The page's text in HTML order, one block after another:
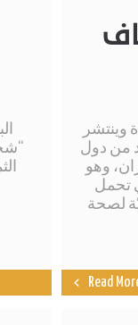
وينتشر
من دول
وهو
تحمل
لصحة
Read